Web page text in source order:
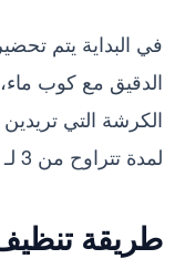
الدقيق مع كوب
الكرشة التي تريدين
لمدة تتراوح من 3 لـ 4 دقائق.
طريقة